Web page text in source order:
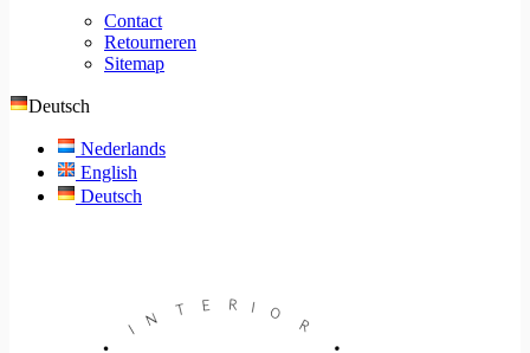
Contact
Retourneren
Sitemap
Deutsch
Nederlands
English
Deutsch